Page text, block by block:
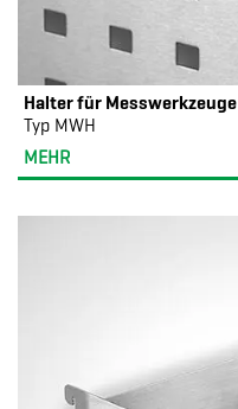
Halter für Messwerkzeuge
Typ MWH
MEHR